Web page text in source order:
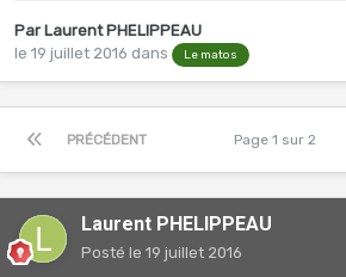
Par Laurent PHELIPPEAU
le 19 juillet 2016 dans Le matos
PRÉCÉDENT Page 1 sur 2
Laurent PHELIPPEAU
Posté le 19 juillet 2016